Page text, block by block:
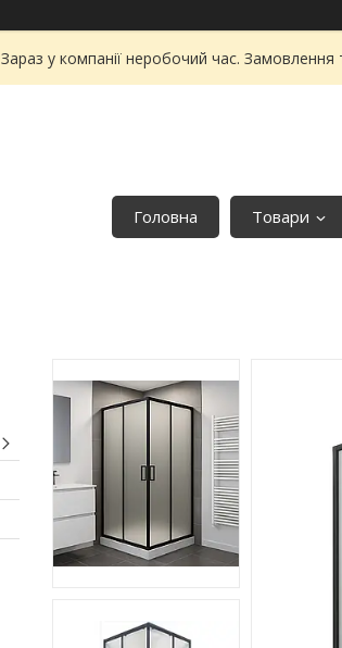
Зараз у компанії неробочий час.
Головна Товари